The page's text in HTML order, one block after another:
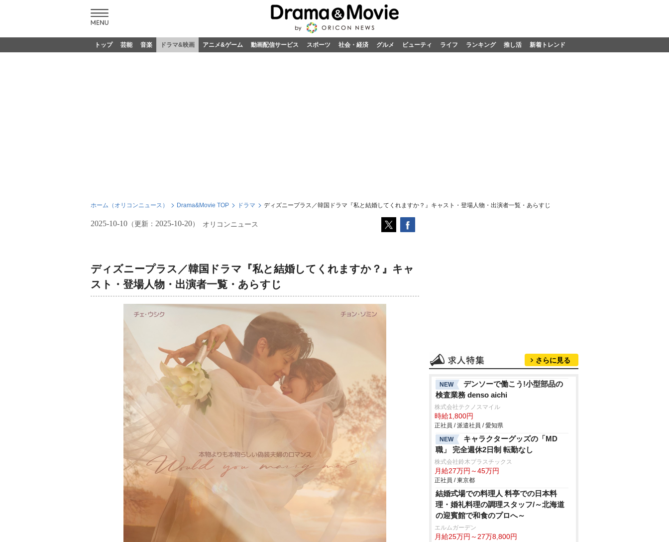
トップ 芸能 音楽 ドラマ&映画 アニメ&ゲーム 動画配信サービス スポーツ 社会・経済 グルメ ビューティ ライフ ランキング 推し活 新着トレンド
ホーム（オリコンニュース） Drama&Movie TOP ドラマ ディズニープラス／韓国ドラマ『私と結婚してくれますか？』キャスト・登場人物・出演者一覧・あらすじ
2025-10-10 （更新： 2025-10-20） オリコンニュース
ディズニープラス／韓国ドラマ『私と結婚してくれますか？』キャ
スト・登場人物・出演者一覧・あらすじ
さらに見る
NEW
デンソーで働こう!小型部品の
検査業務 denso aichi
株式会社テクノスマイル
時給1,800円
正社員 / 派遣社員 / 愛知県
NEW
キャラクターグッズの「MD
職」 完全週休2日制 転勤なし
株式会社鈴木プラスチックス
月給27万円～45万円
正社員 / 東京都
結婚式場での料理人 料亭での日本料
理・婚礼料理の調理スタッフ/～北海道
の迎賓館で和食のプロへ～
エルムガーデン
月給25万円～27万8,800円